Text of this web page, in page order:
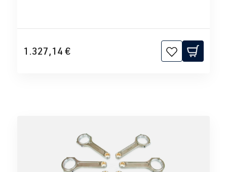
1.327,14 €